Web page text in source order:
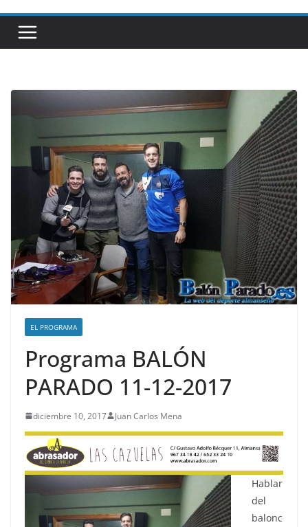
EL PROGRAMA
Programa BALÓN
PARADO 11-12-2017
diciembre 10, 2017 Juan Carlos Mena
Hablar
del
balonc